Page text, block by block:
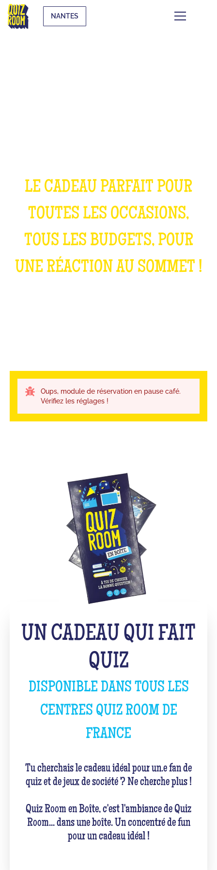
NANTES
LE CADEAU PARFAIT POUR
TOUTES LES OCCASIONS,
TOUS LES BUDGETS, POUR
UNE RÉACTION AU SOMMET !
Oups, module de réservation en pause café.
Vérifiez les réglages !
UN CADEAU QUI FAIT
QUIZ
DISPONIBLE DANS TOUS LES
CENTRES QUIZ ROOM DE
FRANCE
Tu cherchais le cadeau idéal pour un.e fan de
quiz et de jeux de société ? Ne cherche plus !
Quiz Room en Boîte, c'est l'ambiance de Quiz
Room... dans une boîte. Un concentré de fun
pour un cadeau idéal !